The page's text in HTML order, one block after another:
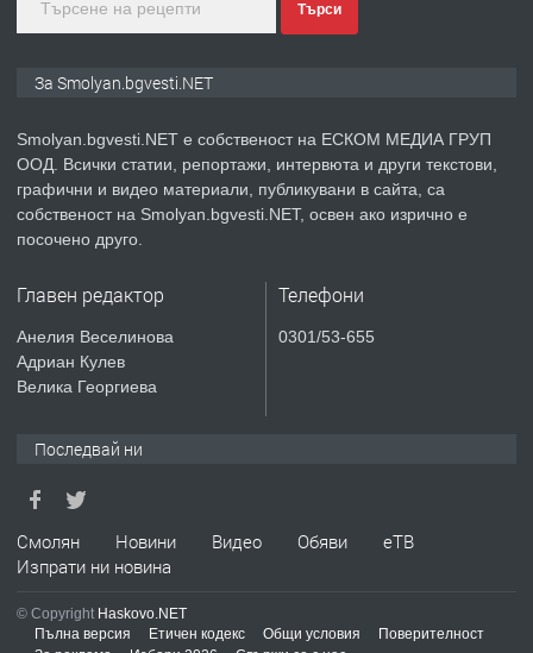
преди 2 години
ПРЕДЛАГА КЪЩА В МАРОНЯ
ТЪРСИ
ПРЕДЛАГА Давам Заведение Под Наем
Търси
За Smolyan.bgvesti.NET
Smolyan.bgvesti.NET е собственост на ЕСКОМ МЕДИА ГРУП
ООД. Всички статии, репортажи, интервюта и други текстови,
графични и видео материали, публикувани в сайта, са
собственост на Smolyan.bgvesti.NET, освен ако изрично е
посочено друго.
Главен редактор
Анелия Веселинова
Адриан Кулев
Велика Георгиева
Телефони
0301/53-655
Последвай ни
Смолян Новини Видео Обяви
еТВ
Изпрати ни новина
© Copyright Haskovo.NET
Пълна версия
Етичен кодекс Общи условия
Поверителност